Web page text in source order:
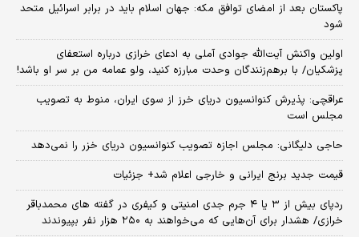
پاکستان بعد از امضای توافق مکه: جهان اسلام باید در برابر اسرائیل متحد
شود
اولین واکنش آیت‌الله جوادی آملی به ادعای خرازی درباره استعفای
پزشکیان/ با برهم‌زنندگان وحدت مبارزه کنید، ولو عمامه من بر سر او باشد!
عراقچی: پذیرش کنوانسیون دریای خرز از سوی ایران، منوط به تصویب
مجلس است
حاجی دلیگانی: مجلس اجازه تصویب کنوانسیون دریای خزر را نمی‌دهد
قیمت جدید برنج ایرانی و خارجی اعلام شد+ جزئیات
ردپای بیش از ۳ یا ۴ جرم جدی امنیتی و کیفری در گفته های محمدباقر
خرازی/ هشدار برای آن‌هایی که می‌خواهند به ۲۵۰ هزار نفر بپیوندند